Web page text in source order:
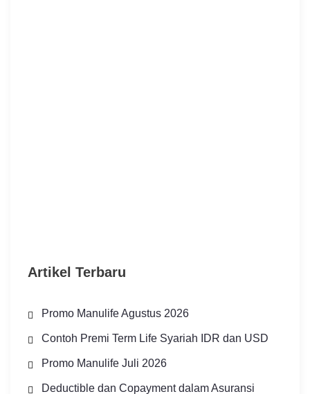
Artikel Terbaru
Promo Manulife Agustus 2026
Contoh Premi Term Life Syariah IDR dan USD
Promo Manulife Juli 2026
Deductible dan Copayment dalam Asuransi